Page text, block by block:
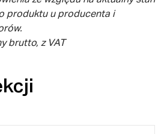
produktu u producenta i
brutto, z VAT